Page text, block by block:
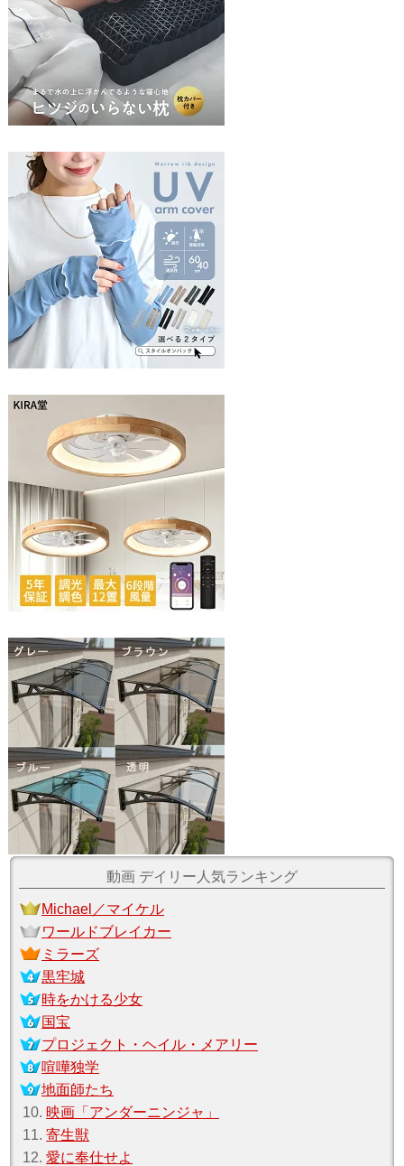
動画 デイリー人気ランキング
Michael／マイケル
ワールドブレイカー
ミラーズ
黒牢城
時をかける少女
国宝
プロジェクト・ヘイル・メアリー
喧嘩独学
地面師たち
10. 映画「アンダーニンジャ」
11.寄生獣
12.愛に奉仕せよ